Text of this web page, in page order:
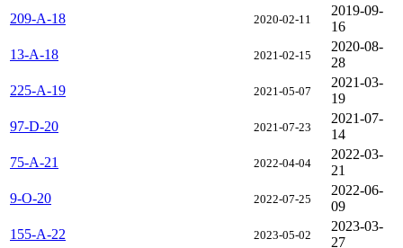
209-A-18
2020-02-11
2019-09-
16
13-A-18
2021-02-15
2020-08-
28
225-A-19
2021-05-07
2021-03-
19
97-D-20
2021-07-23
2021-07-
14
75-A-21
2022-04-04
2022-03-
21
9-O-20
2022-07-25
2022-06-
09
155-A-22
2023-05-02
2023-03-
27